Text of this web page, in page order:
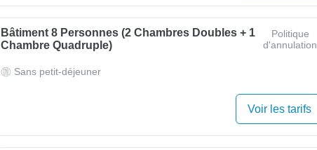
Bâtiment 8 Personnes (2 Chambres Doubles + 1
Chambre Quadruple)
Politique
d'annulation
Sans petit-déjeuner
Voir les tarifs